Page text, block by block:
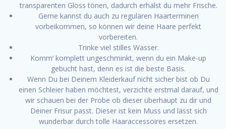
transparenten Gloss tönen, dadurch erhälst du mehr Frische.
Gerne kannst du auch zu regulären Haarterminen
vorbeikommen, so können wir deine Haare perfekt
vorbereiten.
Trinke viel stilles Wasser.
Komm‘ komplett ungeschminkt, wenn du ein Make-up
gebucht hast, denn es ist die beste Basis.
Wenn Du bei Deinem Kleiderkauf nicht sicher bist ob Du
einen Schleier haben möchtest, verzichte erstmal darauf, und
wir schauen bei der Probe ob dieser überhaupt zu dir und
Deiner Frisur passt. Dieser ist kein Muss und lässt sich
wunderbar durch tolle Haaraccessoires ersetzen.